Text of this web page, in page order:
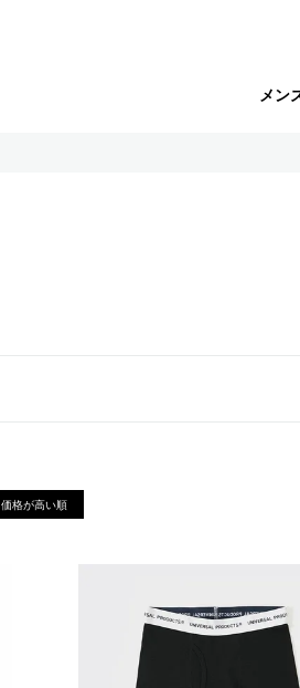
メン
価格が高い順